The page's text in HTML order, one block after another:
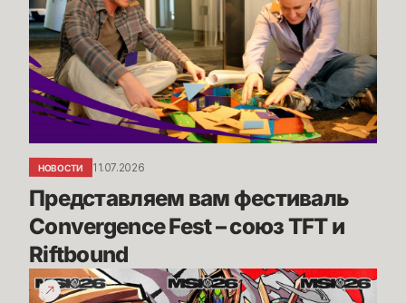
Convergence
Fest
–
союз
TFT
Riftbound
НОВОСТИ 11.07.2026
Представляем вам фестиваль
Convergence Fest – союз TFT и
Riftbound
Заяви